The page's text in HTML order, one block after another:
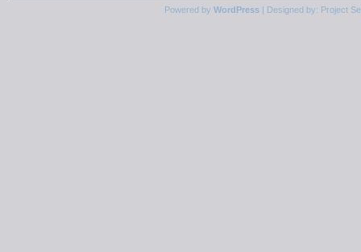
Powered by WordPress| Designed by: Project